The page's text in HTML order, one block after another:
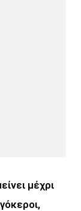
μέχρι